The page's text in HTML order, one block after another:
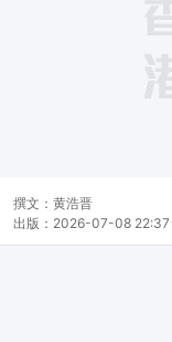
撰文： 黄浩晋
出版： 2026-07-08 22:37